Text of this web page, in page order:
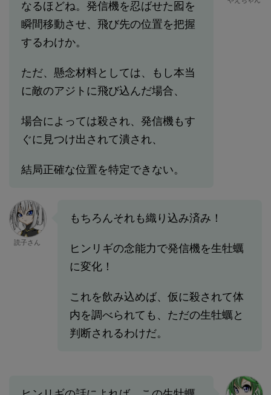
なるほどね。発信機を忍ばせた囮を
瞬間移動させ、飛び先の位置を把握
するわけか。
ただ、懸念材料としては、もし本当
に敵のアジトに飛び込んだ場合、
場合によっては殺され、発信機もす
ぐに見つけ出されて潰され、
結局正確な位置を特定できない。
読子さん
もちろんそれも織り込み済み！
ヒンリギの念能力で発信機を生牡蠣
に変化！
これを飲み込めば、仮に殺されて体
内を調べられても、ただの生牡蠣と
判断されるわけだ。